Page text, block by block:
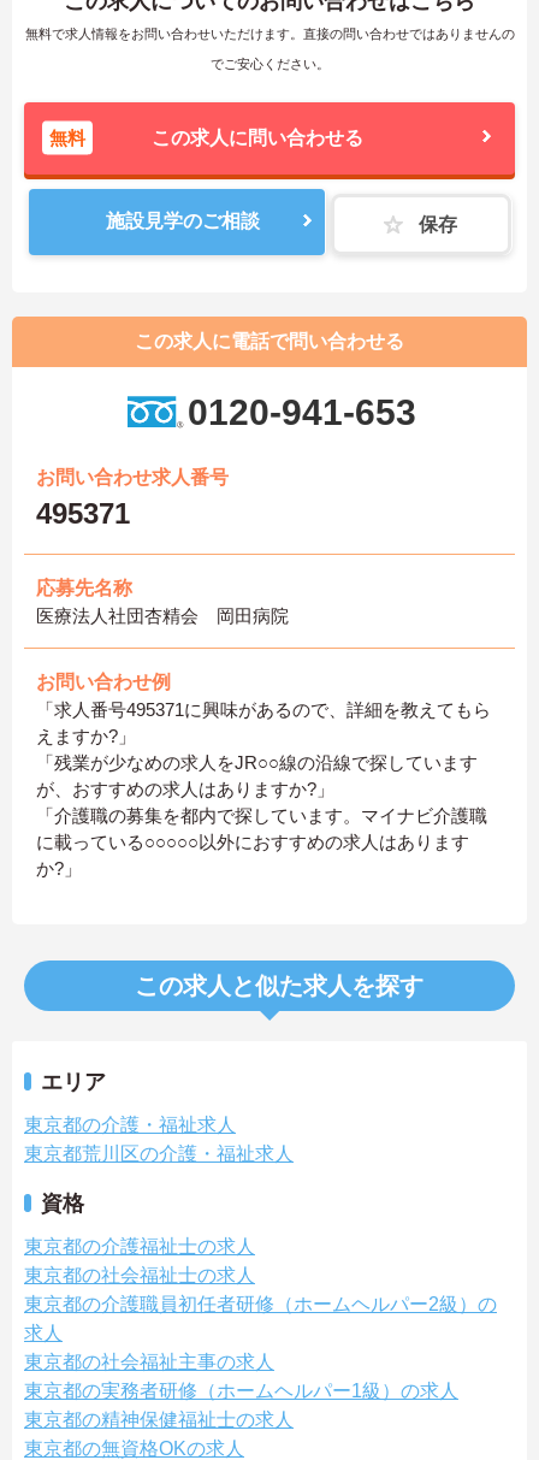
無料で求人情報をお問い合わせいただけます。直接の問い合わせではありませんの
でご安心ください。
無料 この求人に問い合わせる
施設見学のご相談 保存
この求人に電話で問い合わせる
0120-941-653
お問い合わせ求人番号
495371
応募先名称
医療法人社団杏精会 岡田病院
お問い合わせ例
「求人番号495371に興味があるので、詳細を教えてもら
えますか?」
「残業が少なめの求人をJR○○線の沿線で探しています
が、おすすめの求人はありますか?」
「介護職の募集を都内で探しています。マイナビ介護職
に載っている○○○○○以外におすすめの求人はあります
か?」
この求人と似た求人を探す
エリア
東京都の介護・福祉求人
東京都荒川区の介護・福祉求人
資格
東京都の介護福祉士の求人
東京都の社会福祉士の求人
東京都の介護職員初任者研修（ホームヘルパー2級）の
求人
東京都の社会福祉主事の求人
東京都の実務者研修（ホームヘルパー1級）の求人
東京都の精神保健福祉士の求人
東京都の無資格OKの求人